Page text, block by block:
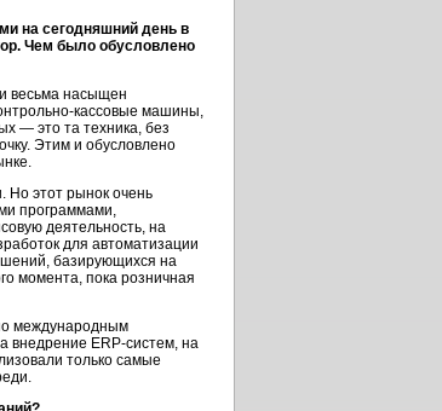
на сегодняшний день в
Чем было обусловлено
весьма насыщен
кассовые машины,
— это та техника, без
Этим и обусловлено
Но этот рынок очень
программами,
деятельность, на
для автоматизации
базирующихся на
момента, пока розничная
международным
внедрение ERP-систем, на
только самые